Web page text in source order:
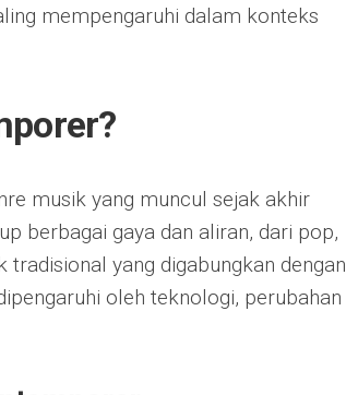
mempengaruhi dalam konteks
musik yang muncul sejak akhir
berbagai gaya dan aliran, dari pop,
yang digabungkan dengan
oleh teknologi, perubahan